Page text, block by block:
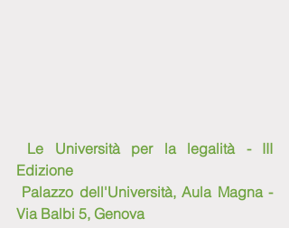
Le Università per la legalità - III
Edizione
Via Balbi 5, Genova